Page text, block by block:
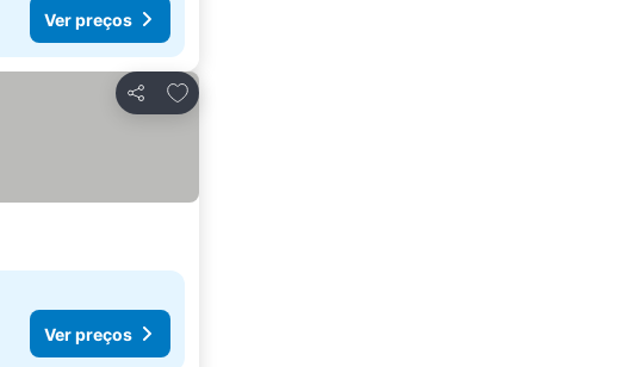
Ver preços
Partilhar
Adicionar aos favoritos
Ver preços